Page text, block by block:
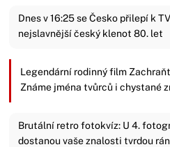
Dnes v 16:25 se Česko přilepí k
nejslavnější český klenot 80. let
Legendární rodinný film
Známe jména tvůrců i chystané
Brutální retro fotokvíz: U 4.
dostanou vaše znalosti tvrdou